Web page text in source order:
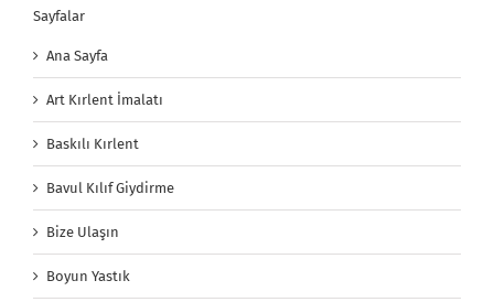
Sayfalar
Ana Sayfa
Art Kırlent İmalatı
Baskılı Kırlent
Bavul Kılıf Giydirme
Bize Ulaşın
Boyun Yastık